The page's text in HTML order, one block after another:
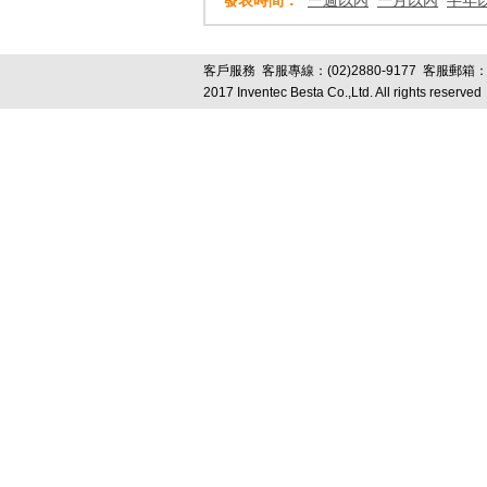
客戶服務 客服專線：(02)2880-9177 客服郵箱：
2017 Inventec Besta Co.,Ltd. All rights